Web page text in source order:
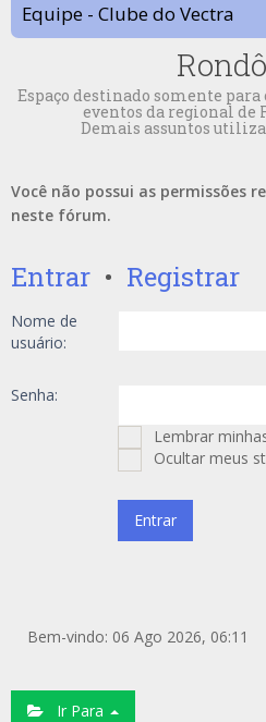
Equipe - Clube do Vectra
Espaço destinado somente
eventos da regional de
Demais assuntos
Você não possui as permissões
neste fórum.
Entrar • Registrar
Nome de
usuário:
Senha:
Lembrar
Ocultar meus
Bem-vindo: 06 Ago 2026, 06:11
Ir Para